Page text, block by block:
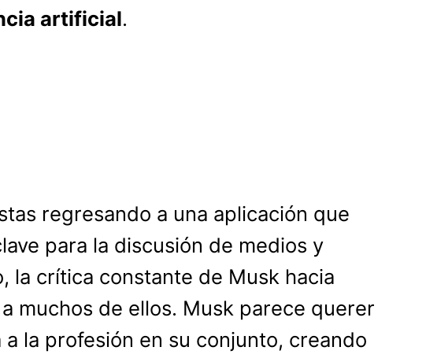
artificial.
regresando a una aplicación que
para la discusión de medios y
la crítica constante de Musk hacia
muchos de ellos. Musk parece querer
la profesión en su conjunto, creando